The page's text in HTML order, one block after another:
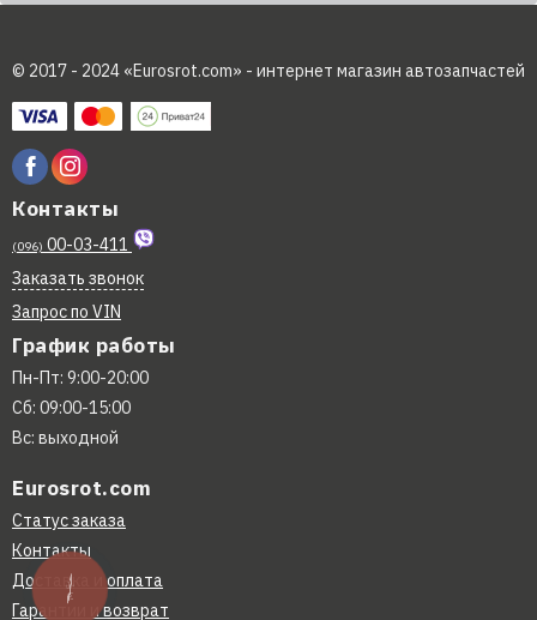
© 2017 - 2024 «Eurosrot.com» - интернет магазин автозапчастей
Контакты
(096) 00-03-411
Заказать звонок
Запрос по VIN
График работы
Пн-Пт: 9:00-20:00
Сб: 09:00-15:00
Вс: выходной
Eurosrot.com
Статус заказа
Контакты
Доставка и оплата
Гарантии и возврат
КНОПКА
СВЯЗИ